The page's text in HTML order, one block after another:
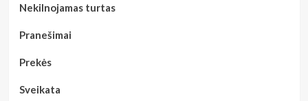
Nekilnojamas turtas
Pranešimai
Prekės
Sveikata